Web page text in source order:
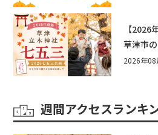
【2026
草津市
い企画を
2026年08
週間アクセスランキ